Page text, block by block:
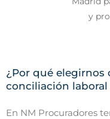
¿Por qué elegirnos
conciliación laboral
En NM Procuradores